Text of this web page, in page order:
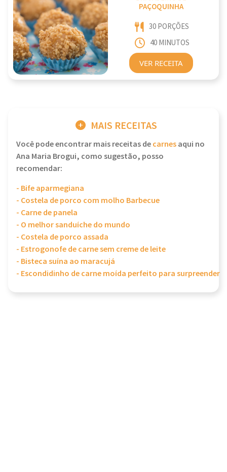
PAÇOQUINHA
30 PORÇÕES
40 MINUTOS
VER RECEITA
MAIS RECEITAS
Você pode encontrar mais receitas decarnesaqui no
Ana Maria Brogui, como sugestão, posso
recomendar:
- Bife aparmegiana
- Costela de porco com molho Barbecue
- Carne de panela
- O melhor sanduíche do mundo
- Costela de porco assada
- Estrogonofe de carne sem creme de leite
- Bisteca suína ao maracujá
- Escondidinho de carne moída perfeito para surpreender